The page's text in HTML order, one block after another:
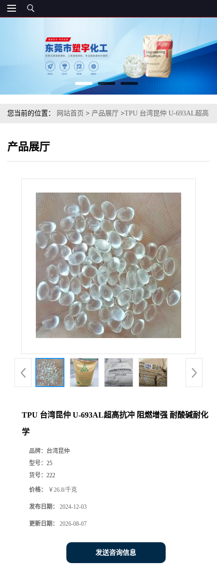
您当前的位置： 网站首页 > 产品展厅 >TPU 台湾昆仲 U-693AL超高
产品展厅
TPU 台湾昆仲 U-693AL超高抗冲 阻燃增强 耐酸碱耐化
学
品牌： 台湾昆仲
型号： 25
货号： 222
价格： ￥26.8/千克
发布日期： 2024-12-03
更新日期： 2026-08-07
发送咨询信息